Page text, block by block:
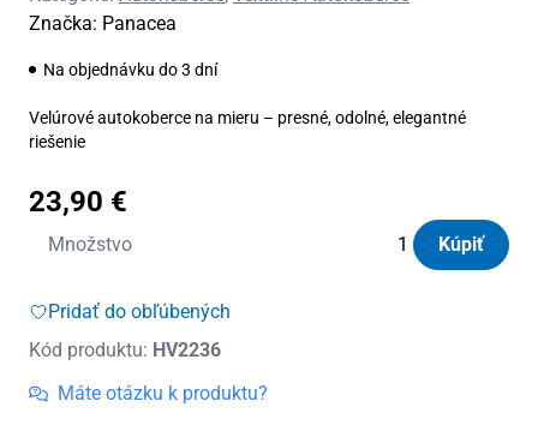
Značka: Panacea
Na objednávku do 3 dní
Velúrové autokoberce na mieru – presné, odolné, elegantné
riešenie
23,90 €
Množstvo
množstvo
textilné
Hyundai
Elantra
Kúpiť
Pridať do obľúbených
Kód produktu: HV2236
Máte otázku k produktu?